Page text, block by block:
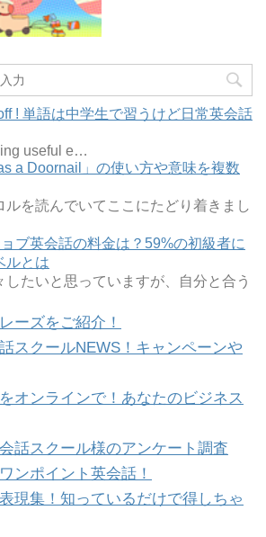
! 単語は中学生で習うけど日常英会話
useful e…
a Doornail」の使い方や意味を複数
ルを読んでいてここにたどり着きまし
ブ英会話の料金は？59%の初級者に
ルとは
たいと思っていますが、自分と合う
ーズをご紹介！
スクールNEWS！キャンペーンや
オンラインで！あなたのビジネス
話スクール様のアンケート調査
ンポイント英会話！
現集！知っているだけで得しちゃ